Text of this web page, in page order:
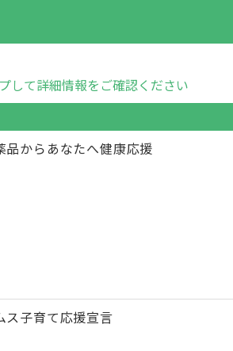
して詳細情報をご確認ください
品からあなたへ健康応援
ス子育て応援宣言